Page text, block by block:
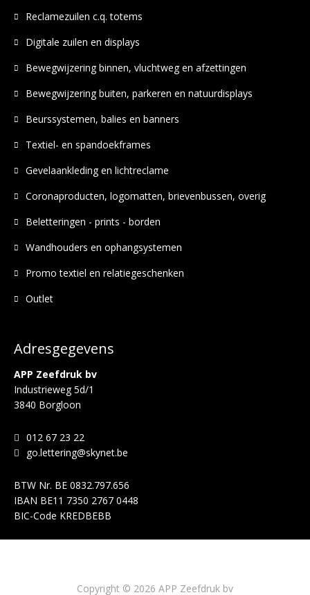
Adresgegevens
APP Zeefdruk bv
Industrieweg 5d/1
3840 Borgloon
012 67 23 22
go.lettering@skynet.be
BTW Nr. BE 0832.797.656
IBAN BE11 7350 2767 0448
BIC-Code KREDBEBB
Reclamezuilen c.q. totems
Digitale zuilen en displays
Bewegwijzering binnen, vluchtweg en afzettingen
Bewegwijzering buiten, parkeren en natuurdisplays
Beurssystemen, balies en banners
Textiel- en spandoekframes
Gevelaankleding en lichtreclame
Coronaproducten, logomatten, brievenbussen, overig
Beletteringen - prints - borden
Wandhouders en ophangsystemen
Promo textiel en relatiegeschenken
Outlet
Copyright © 2026 APP Zeefdruk bv